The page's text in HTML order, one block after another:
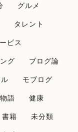
グルメ
タレント
ビス
グ
ブログ論
モブログ
語
健康
書籍
未分類